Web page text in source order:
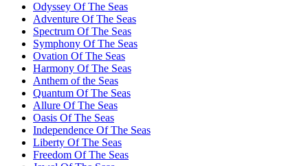
Odyssey Of The Seas
Adventure Of The Seas
Spectrum Of The Seas
Symphony Of The Seas
Ovation Of The Seas
Harmony Of The Seas
Anthem of the Seas
Quantum Of The Seas
Allure Of The Seas
Oasis Of The Seas
Independence Of The Seas
Liberty Of The Seas
Freedom Of The Seas